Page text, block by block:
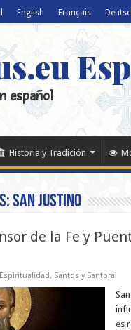
English Français
español
Historia y Tradición
San Justino
de la Fe y
, Santos y Santoral
es